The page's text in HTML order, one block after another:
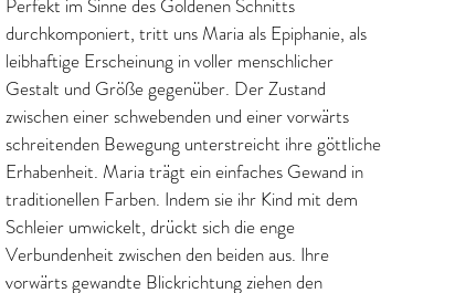
Perfekt im Sinne des Goldenen Schnitts
durchkomponiert, tritt uns Maria als Epiphanie, als
leibhaftige Erscheinung in voller menschlicher
Gestalt und Größe gegenüber. Der Zustand
zwischen einer schwebenden und einer vorwärts
schreitenden Bewegung unterstreicht ihre göttliche
Erhabenheit. Maria trägt ein einfaches Gewand in
traditionellen Farben. Indem sie ihr Kind mit dem
Schleier umwickelt, drückt sich die enge
Verbundenheit zwischen den beiden aus. Ihre
vorwärts gewandte Blickrichtung ziehen den